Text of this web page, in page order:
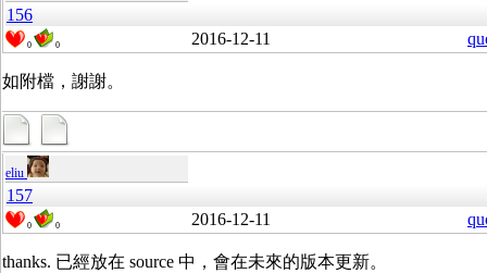
156
0 0 2016-12-11
如附檔，謝謝。
eliu
157
0 0 2016-12-11
thanks. 已經放在 source 中，會在未來的版本更新。